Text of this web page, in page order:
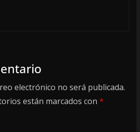
electrónico no será publicada.
están marcados con *